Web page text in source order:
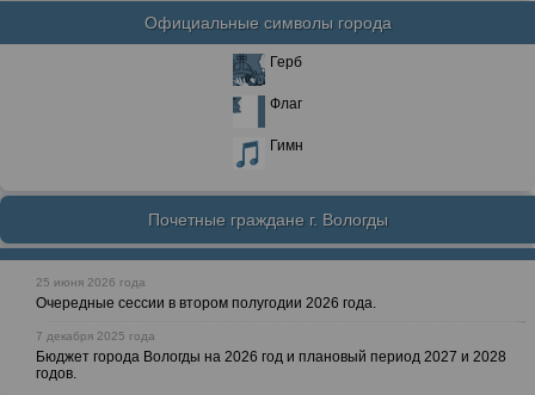
Официальные символы города
Герб
Флаг
Гимн
Почетные граждане г. Вологды
25 июня 2026 года
Очередные сессии в втором полугодии 2026 года.
7 декабря 2025 года
Бюджет города Вологды на 2026 год и плановый период 2027 и 2028
годов.